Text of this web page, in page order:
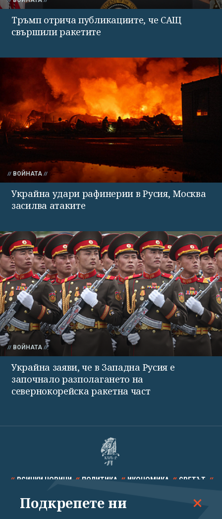
Тръмп отрича публикациите, че САЩ
свършили ракетите
ВОЙНАТА
Украйна удари рафинерии в Русия, Москва
засилва атаките
ВОЙНАТА
Украйна заяви, че в Западна Русия е
започнало разполагането на
севернокорейска ракетна част
ВСИЧКИ НОВИНИ ПОЛИТИКА ИКОНОМИКА СВЕТЪТ
СПОРТ КУЛТУРА ТЕХНОЛОГИИ КАЛЕЙДОСКОП
Подкрепете ни